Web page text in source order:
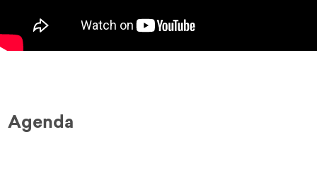
Agenda